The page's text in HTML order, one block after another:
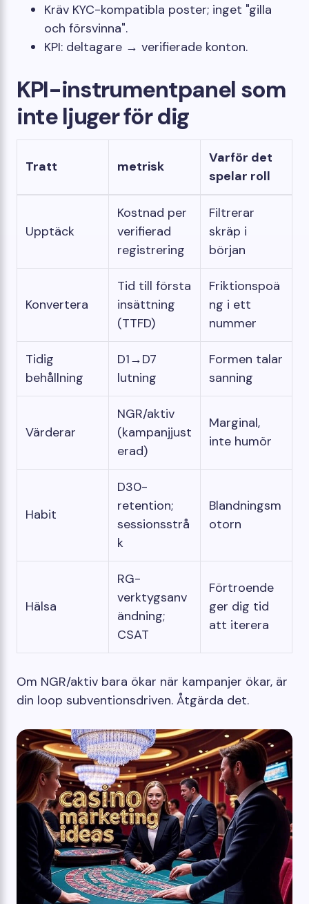
Kräv KYC-kompatibla poster; inget "gilla
och försvinna".
KPI: deltagare → verifierade konton.
KPI-instrumentpanel som
inte ljuger för dig
Tratt metrisk
Varför det
spelar roll
Upptäck
Kostnad per
verifierad
registrering
Filtrerar
skräp i
början
Konvertera
Tid till första
insättning
(TTFD)
Friktionspoä
ng i ett
nummer
Tidig
behållning
D1→D7
lutning
Formen talar
sanning
Värderar
NGR/aktiv
(kampanjjust
erad)
Marginal,
inte humör
Habit
D30-
retention;
sessionsstrå
k
Blandningsm
otorn
Hälsa
RG-
verktygsanv
ändning;
CSAT
Förtroende
ger dig tid
att iterera
Om NGR/aktiv bara ökar när kampanjer ökar, är
din loop subventionsdriven. Åtgärda det.